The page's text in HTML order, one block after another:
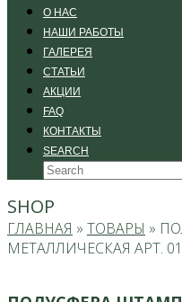
О НАС
НАШИ РАБОТЫ
ГАЛЕРЕЯ
СТАТЬИ
АКЦИИ
FAQ
КОНТАКТЫ
SEARCH
Search
SHOP
ГЛАВНАЯ » ТОВАРЫ »
МЕТАЛЛИЧЕСКАЯ АРТ.